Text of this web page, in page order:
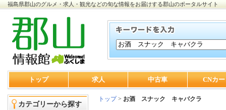
福島県郡山のグルメ・求人・観光などの旬な情報をお届けする郡山のポータルサイト
トップ 求人 中古車 CNカ
カテゴリーから探す
トップ> お酒 スナック キャバクラ